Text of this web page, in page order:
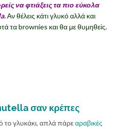
να φτιάξεις τα πιο εύκολα
Αν θέλεις κάτι γλυκό αλλά και
τα brownies και θα με θυμηθείς.
σαν κρέπες
το γλυκάκι, απλά πάρεαραβικές